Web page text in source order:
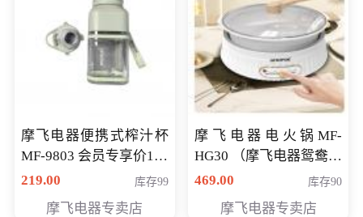
摩飞电器便携式榨汁杯
MF-9803 会员专享价138
元
219.00 库存99
摩飞电器专卖店
摩飞电器电火锅MF-
HG30 （摩飞电器鸳鸯锅
MF-HG30 ） 会员专享价
469.00 库存90
摩飞电器专卖店